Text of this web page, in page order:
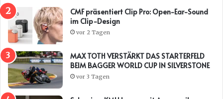
CMF präsentiert Clip Pro: Open-Ear-Sound
im Clip-Design
vor 2 Tagen
MAX TOTH VERSTÄRKT DAS STARTERFELD
BEIM BAGGER WORLD CUP IN SILVERSTONE
vor 3 Tagen